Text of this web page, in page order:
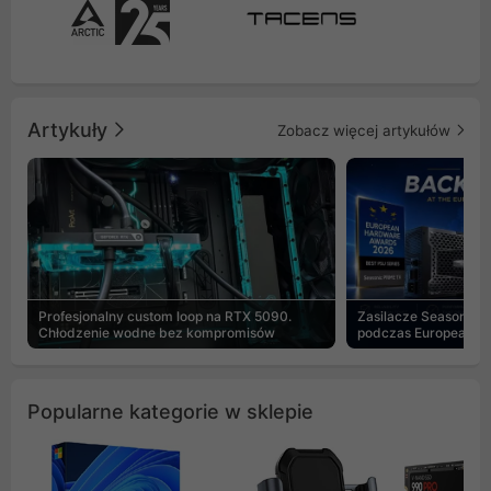
Artykuły Zobacz więcej artykułów
Profesjonalny custom loop na RTX 5090.
Chłodzenie wodne bez kompromisów
Zasilacze Seasonic
podczas European
Popularne kategorie w sklepie